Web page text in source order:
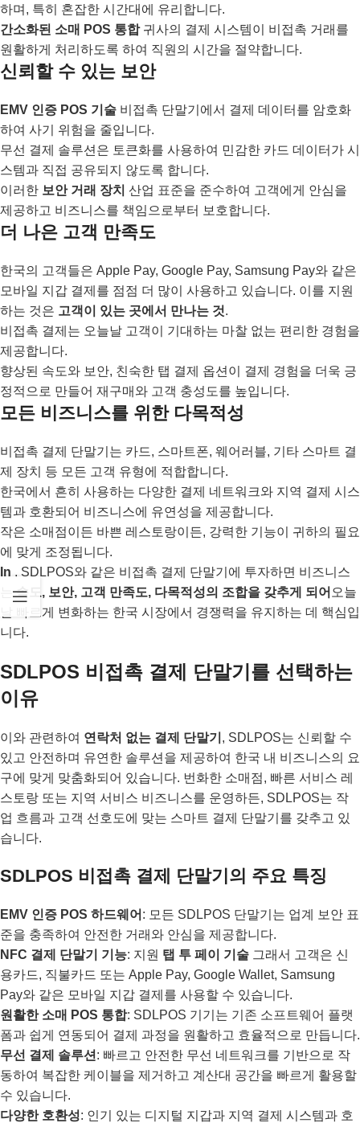
하며, 특히 혼잡한 시간대에 유리합니다.
간소화된 소매 POS 통합귀사의 결제 시스템이 비접촉 거래를
원활하게 처리하도록 하여 직원의 시간을 절약합니다.
신뢰할 수 있는 보안
EMV 인증 POS 기술 비접촉 단말기에서 결제 데이터를 암호화
하여 사기 위험을 줄입니다.
무선 결제 솔루션은 토큰화를 사용하여 민감한 카드 데이터가 시
스템과 직접 공유되지 않도록 합니다.
이러한 보안 거래 장치 산업 표준을 준수하여 고객에게 안심을
제공하고 비즈니스를 책임으로부터 보호합니다.
더 나은 고객 만족도
한국의 고객들은 Apple Pay, Google Pay, Samsung Pay와 같은
모바일 지갑 결제를 점점 더 많이 사용하고 있습니다. 이를 지원
하는 것은 고객이 있는 곳에서 만나는 것.
비접촉 결제는 오늘날 고객이 기대하는 마찰 없는 편리한 경험을
제공합니다.
향상된 속도와 보안, 친숙한 탭 결제 옵션이 결제 경험을 더욱 긍
정적으로 만들어 재구매와 고객 충성도를 높입니다.
모든 비즈니스를 위한 다목적성
비접촉 결제 단말기는 카드, 스마트폰, 웨어러블, 기타 스마트 결
제 장치 등 모든 고객 유형에 적합합니다.
한국에서 흔히 사용하는 다양한 결제 네트워크와 지역 결제 시스
템과 호환되어 비즈니스에 유연성을 제공합니다.
작은 소매점이든 바쁜 레스토랑이든, 강력한 기능이 귀하의 필요
에 맞게 조정됩니다.
In , SDLPOS와 같은 비접촉 결제 단말기에 투자하면 비즈니스
는속도, 보안, 고객 만족도, 다목적성의 조합을 갖추게 되어 오늘
날 빠르게 변화하는 한국 시장에서 경쟁력을 유지하는 데 핵심입
니다.
SDLPOS 비접촉 결제 단말기를 선택하는
이유
이와 관련하여 연락처 없는 결제 단말기 , SDLPOS는 신뢰할 수
있고 안전하며 유연한 솔루션을 제공하여 한국 내 비즈니스의 요
구에 맞게 맞춤화되어 있습니다. 번화한 소매점, 빠른 서비스 레
스토랑 또는 지역 서비스 비즈니스를 운영하든, SDLPOS는 작
업 흐름과 고객 선호도에 맞는 스마트 결제 단말기를 갖추고 있
습니다.
SDLPOS 비접촉 결제 단말기의 주요 특징
EMV 인증 POS 하드웨어 : 모든 SDLPOS 단말기는 업계 보안 표
준을 충족하여 안전한 거래와 안심을 제공합니다.
NFC 결제 단말기 기능: 지원 탭 투 페이 기술 그래서 고객은 신
용카드, 직불카드 또는 Apple Pay, Google Wallet, Samsung
Pay와 같은 모바일 지갑 결제를 사용할 수 있습니다.
원활한 소매 POS 통합: SDLPOS 기기는 기존 소프트웨어 플랫
폼과 쉽게 연동되어 결제 과정을 원활하고 효율적으로 만듭니다.
무선 결제 솔루션 : 빠르고 안전한 무선 네트워크를 기반으로 작
동하여 복잡한 케이블을 제거하고 계산대 공간을 빠르게 활용할
수 있습니다.
다양한 호환성: 인기 있는 디지털 지갑과 지역 결제 시스템과 호